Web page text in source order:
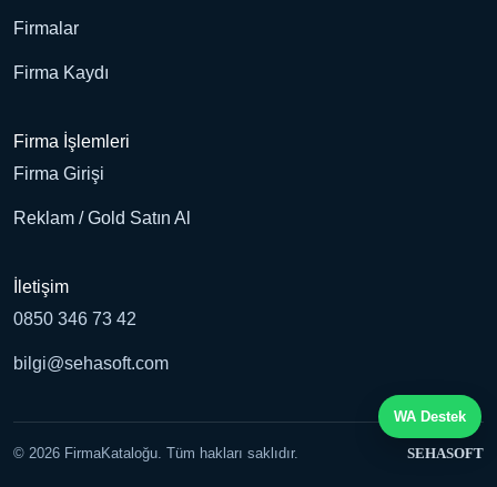
WA Destek
Firmalar
Firma Kaydı
Firma İşlemleri
Firma Girişi
Reklam / Gold Satın Al
İletişim
0850 346 73 42
bilgi@sehasoft.com
© 2026 FirmaKataloğu. Tüm hakları saklıdır. SEHASOFT